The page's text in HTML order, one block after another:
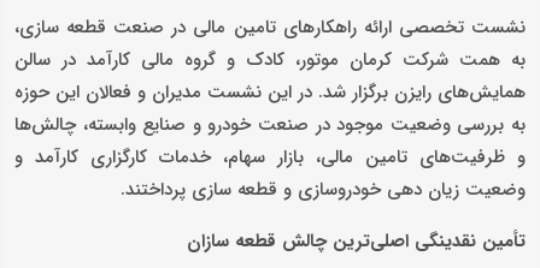
نشست تخصصی ارائه راهکارهای تامین مالی در صنعت قطعه سازی،
به همت شرکت کرمان موتور، کادک و گروه مالی کارآمد در سالن
همایش‌های رایزن برگزار شد. در این نشست مدیران و فعالان این حوزه
به بررسی وضعیت موجود در صنعت خودرو و صنایع وابسته، چالش‌ها
و ظرفیت‌های تامین مالی، بازار سهام، خدمات کارگزاری کارآمد و
وضعیت زیان دهی خودروسازی و قطعه سازی پرداختند.
تأمین نقدینگی اصلی‌ترین چالش قطعه سازان